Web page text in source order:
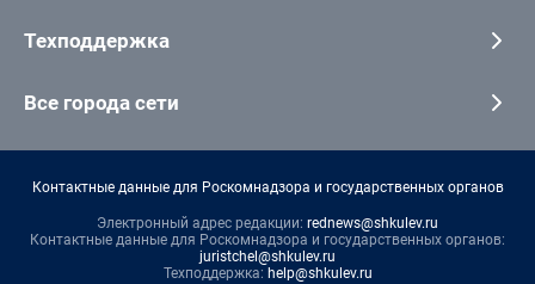
Техподдержка
Все города сети
Контактные данные для Роскомнадзора и государственных органов
Электронный адрес редакции: rednews@shkulev.ru
Контактные данные для Роскомнадзора и государственных органов:
juristchel@shkulev.ru
Техподдержка: help@shkulev.ru